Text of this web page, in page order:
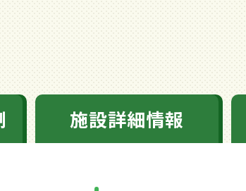
施設詳細情報